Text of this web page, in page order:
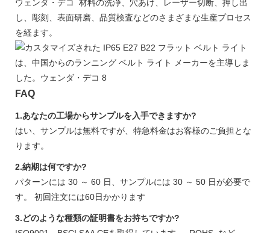
ウェンダ・デコ 材料の洗浄、穴あけ、レーザー切断、押し出
し、彫刻、表面研磨、品質検査などのさまざまな生産プロセス
を経ます。
FAQ
1.あなたの工場からサンプルを入手できますか?
はい、サンプルは無料ですが、特急料金はお客様のご負担とな
ります。
2.納期は何ですか?
パターンには 30 ～ 60 日、サンプルには 30 ～ 50 日が必要で
す。 初回注文には60日かかります
3.どのような種類の証明書をお持ちですか?